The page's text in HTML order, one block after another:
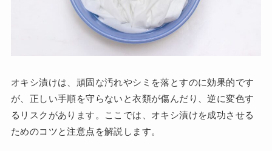
オキシ漬けは、頑固な汚れやシミを落とすのに効果的です
が、正しい手順を守らないと衣類が傷んだり、逆に変色す
るリスクがあります。ここでは、オキシ漬けを成功させる
ためのコツと注意点を解説します。